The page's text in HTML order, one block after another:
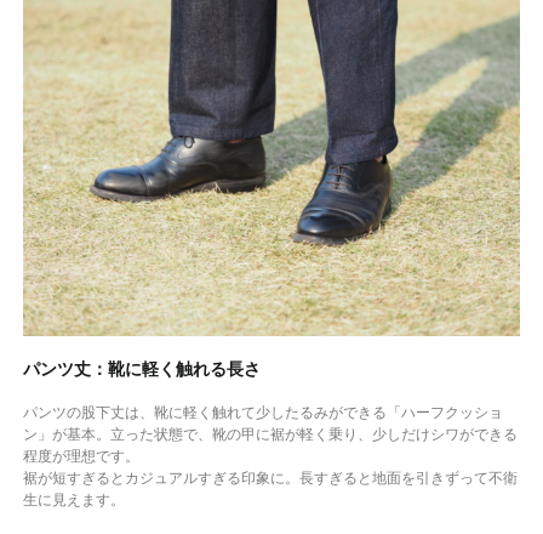
パンツ丈：靴に軽く触れる長さ
パンツの股下丈は、靴に軽く触れて少したるみができる「ハーフクッショ
ン」が基本。立った状態で、靴の甲に裾が軽く乗り、少しだけシワができる
程度が理想です。
裾が短すぎるとカジュアルすぎる印象に。長すぎると地面を引きずって不衛
生に見えます。